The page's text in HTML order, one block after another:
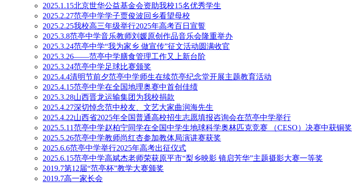
2025.1.15北京世华公益基金会资助我校15名优秀学生
2025.2.27范亭中学学子贾俊波回乡看望母校
2025.2.25我校高三年级举行2025年高考百日宣誓
2025.3.8范亭中学音乐教师刘媛原创作品音乐会隆重举办
2025.3.24范亭中学“我为家乡 做宣传”征文活动圆满收官
2025.3.26——范亭中学膳食管理工作又上新台阶
2025.3.24范亭中学足球比赛颁奖
2025.4.4清明节前夕范亭中学师生在续范亭纪念堂开展主题教育活动
2025.4.15范亭中学在全国地理奥赛中首创佳绩
2025.3.28山西晋龙运输集团为我校捐款
2025.4.27深切悼念范中校友、文艺大家曲润海先生
2025.4.22山西省2025年全国普通高校招生志愿填报咨询会在范亭中学举行
2025.5.11范亭中学赵柏宁同学在全国中学生地球科学奥林匹克竞赛 （CESO）决赛中获铜奖
2025.5.26范亭中学教师尚红杏参加教体局演讲赛获奖
2025.6.6范亭中学举行2025年高考出征仪式
2025.6.15范亭中学高斌杰老师荣获原平市“梨乡映影 镜启芳华”主题摄影大赛一等奖
2019.7第12届“范亭杯”教学大赛颁奖
2019.7高一家长会